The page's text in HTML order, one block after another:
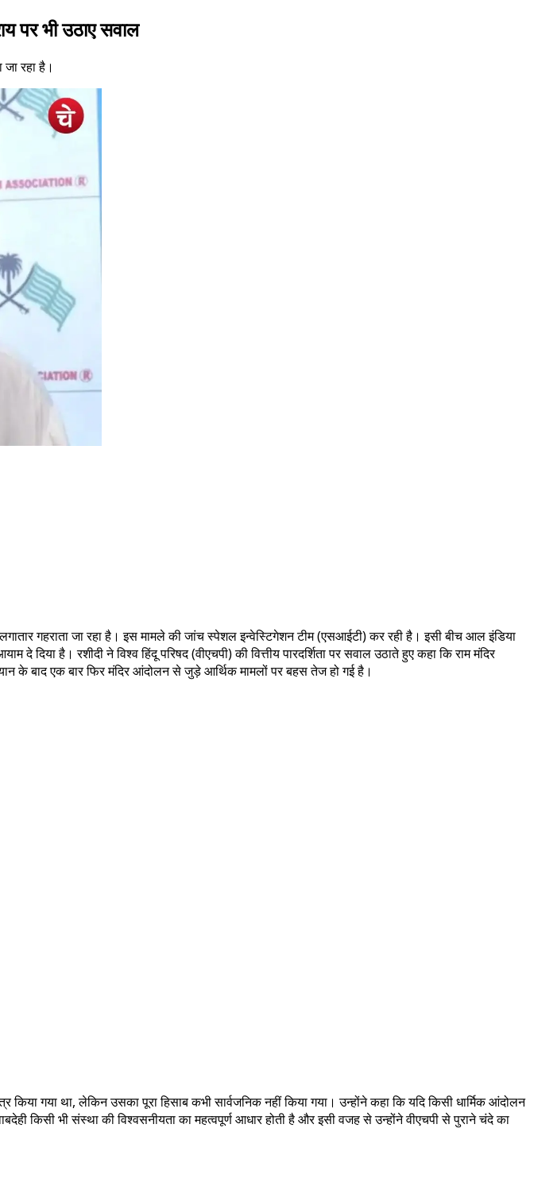
पर भी उठाए सवाल
रहा है।
गहराता जा रहा है। इस मामले की जांच स्पेशल इन्वेस्टिगेशन टीम (एसआईटी) कर रही है। इसी बीच आल इंडिया
है। रशीदी ने विश्व हिंदू परिषद (वीएचपी) की वित्तीय पारदर्शिता पर सवाल उठाते हुए कहा कि राम मंदिर
के बाद एक बार फिर मंदिर आंदोलन से जुड़े आर्थिक मामलों पर बहस तेज हो गई है।
गया था, लेकिन उसका पूरा हिसाब कभी सार्वजनिक नहीं किया गया। उन्होंने कहा कि यदि किसी धार्मिक आंदोलन
किसी भी संस्था की विश्वसनीयता का महत्वपूर्ण आधार होती है और इसी वजह से उन्होंने वीएचपी से पुराने चंदे का